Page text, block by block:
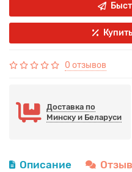
0 отзывов
Доставка по
Минску и Беларуси
Описание